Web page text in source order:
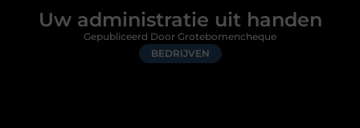
Uw administratie uit handen
BEDRIJVEN
Gepubliceerd Door Grotebomencheque